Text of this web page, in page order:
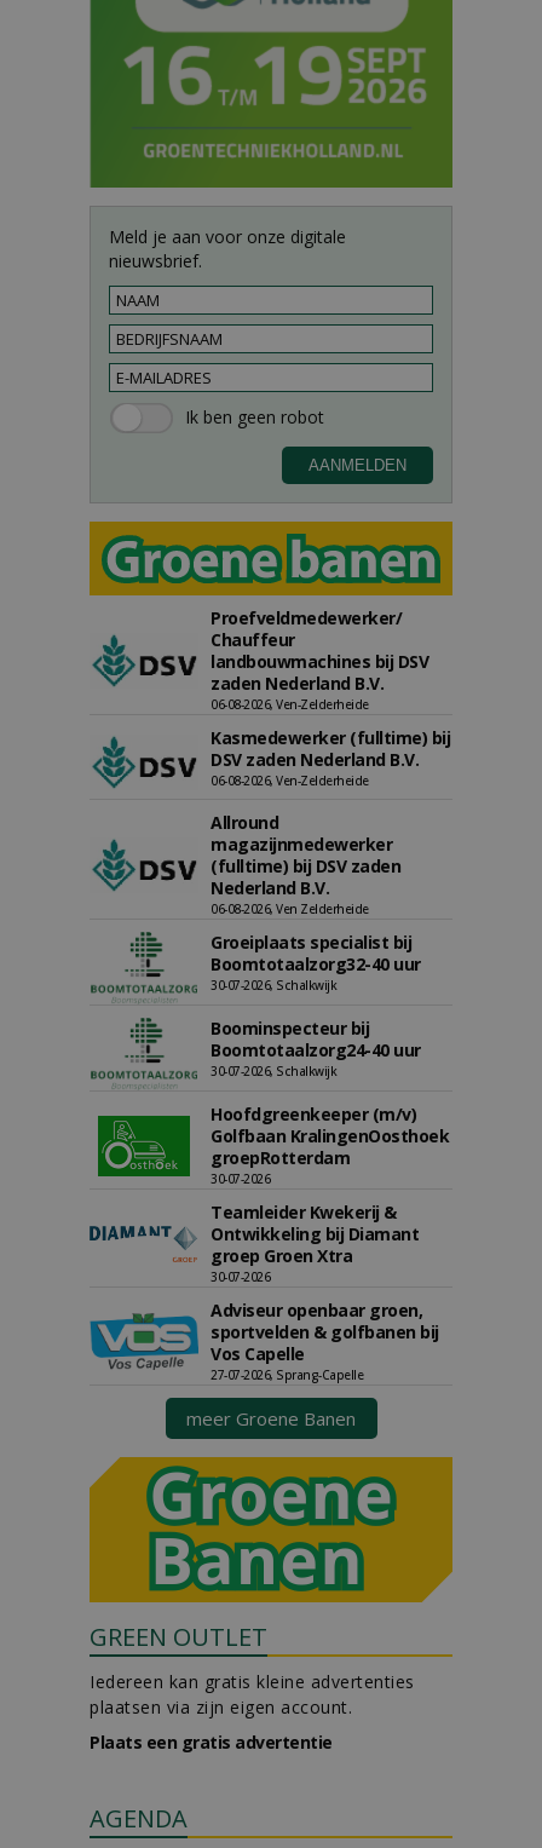
Meld je aan voor onze digitale
nieuwsbrief.
Proefveldmedewerker/
Chauffeur
landbouwmachines bij DSV
zaden Nederland B.V.
06-08-2026, Ven-Zelderheide
Kasmedewerker (fulltime) bij
DSV zaden Nederland B.V.
06-08-2026, Ven-Zelderheide
Allround
magazijnmedewerker
(fulltime) bij DSV zaden
Nederland B.V.
06-08-2026, Ven Zelderheide
Groeiplaats specialist bij
Boomtotaalzorg32-40 uur
30-07-2026, Schalkwijk
Boominspecteur bij
Boomtotaalzorg24-40 uur
30-07-2026, Schalkwijk
Hoofdgreenkeeper (m/v)
Golfbaan KralingenOosthoek
groepRotterdam
30-07-2026
Teamleider Kwekerij &
Ontwikkeling bij Diamant
groep Groen Xtra
30-07-2026
Adviseur openbaar groen,
sportvelden & golfbanen bij
Vos Capelle
27-07-2026, Sprang-Capelle
meer Groene Banen
GREEN OUTLET
Iedereen kan gratis kleine advertenties
plaatsen via zijn eigen account.
Plaats een gratis advertentie
AGENDA